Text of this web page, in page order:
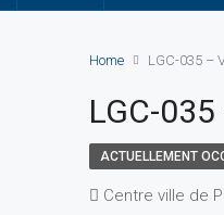
Home LGC-035 –
LGC-
ACTUELLEMENT
Centre ville de